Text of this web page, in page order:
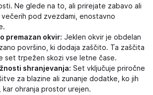
Ne glede na to, ali prirejate zabavo ali
večerih pod zvezdami, enostavno
premazan okvir: Jeklen okvir je obdelan
površino, ki dodaja zaščito. Ta zaščita
set trpežen skozi vse letne čase.
shranjevanja: Set vključuje priročne
za blazine ali zunanje dodatke, ko jih
ohranja prostor urejen.